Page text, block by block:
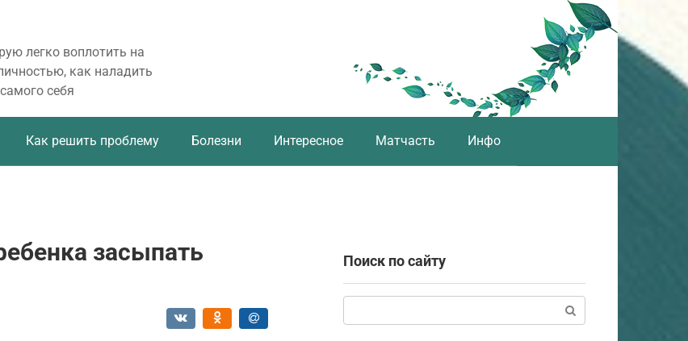
легко воплотить на
как наладить
себя
Как решить проблему Болезни Интересное Матчасть Инфо
засыпать
Поиск по сайту